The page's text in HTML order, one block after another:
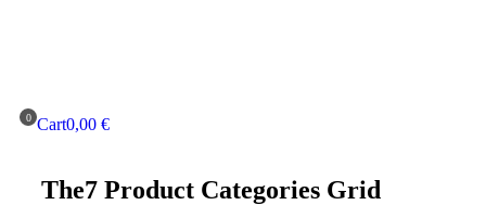
Cart0,00 €
The7 Product Categories Grid